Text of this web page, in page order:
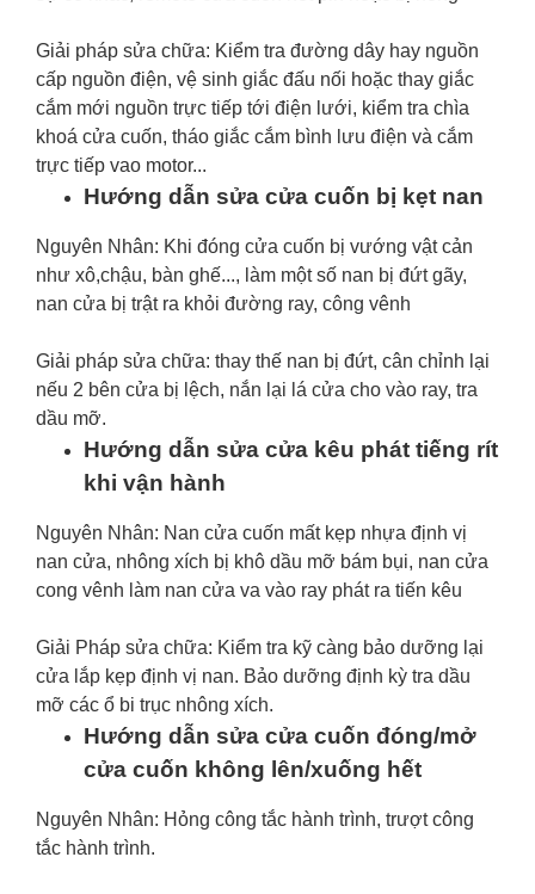
Giải pháp sửa chữa: Kiểm tra đường dây hay nguồn
cấp nguồn điện, vệ sinh giắc đấu nối hoặc thay giắc
cắm mới nguồn trực tiếp tới điện lưới, kiểm tra chìa
khoá cửa cuốn, tháo giắc cắm bình lưu điện và cắm
trực tiếp vao motor...
Hướng dẫn sửa cửa cuốn bị kẹt nan
Nguyên Nhân: Khi đóng cửa cuốn bị vướng vật cản
như xô,chậu, bàn ghế..., làm một số nan bị đứt gãy,
nan cửa bị trật ra khỏi đường ray, công vênh
Giải pháp sửa chữa: thay thế nan bị đứt, cân chỉnh lại
nếu 2 bên cửa bị lệch, nắn lại lá cửa cho vào ray, tra
dầu mỡ.
Hướng dẫn sửa cửa kêu phát tiếng rít
khi vận hành
Nguyên Nhân: Nan cửa cuốn mất kẹp nhựa định vị
nan cửa, nhông xích bị khô dầu mỡ bám bụi, nan cửa
cong vênh làm nan cửa va vào ray phát ra tiến kêu
Giải Pháp sửa chữa: Kiểm tra kỹ càng bảo dưỡng lại
cửa lắp kẹp định vị nan. Bảo dưỡng định kỳ tra dầu
mỡ các ổ bi trục nhông xích.
Hướng dẫn sửa cửa cuốn đóng/mở
cửa cuốn không lên/xuống hết
Nguyên Nhân: Hỏng công tắc hành trình, trượt công
tắc hành trình.